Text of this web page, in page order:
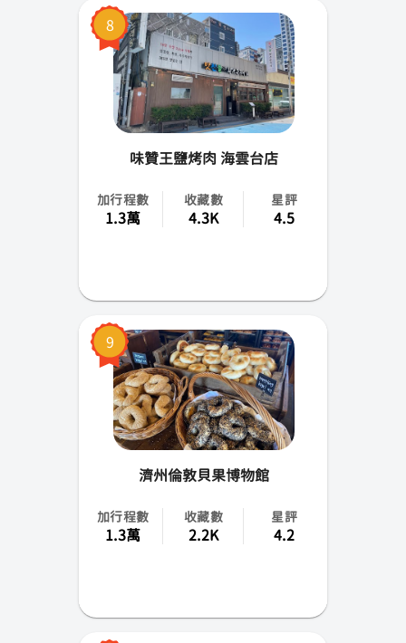
8
味贊王鹽烤肉 海雲台店
加行程數
1.3萬
收藏數
4.3K
星評
4.5
9
濟州倫敦貝果博物館
加行程數
1.3萬
收藏數
2.2K
星評
4.2